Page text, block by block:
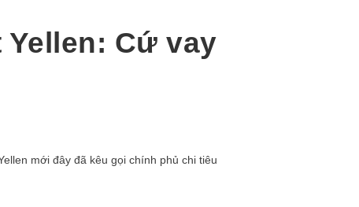
Cứ vay
mới đây đã kêu gọi chính phủ chi tiêu